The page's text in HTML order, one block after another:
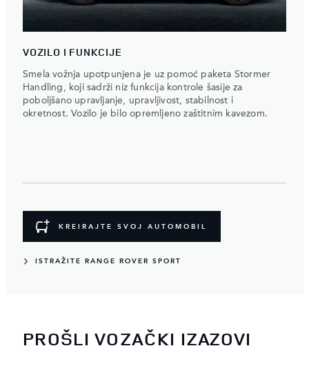
VOZILO I FUNKCIJE
Smela vožnja upotpunjena je uz pomoć paketa Stormer
Handling, koji sadrži niz funkcija kontrole šasije za
poboljšano upravljanje, upravljivost, stabilnost i
okretnost. Vozilo je bilo opremljeno zaštitnim kavezom.
KREIRAJTE SVOJ AUTOMOBIL
ISTRAŽITE RANGE ROVER SPORT
PROŠLI VOZAČKI IZAZOVI